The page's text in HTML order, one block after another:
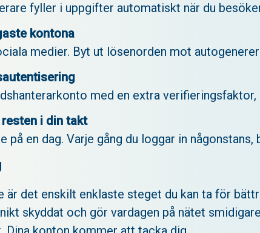
fyller i uppgifter automatiskt när du
kontona
medier. Byt ut lösenorden mot
med en extra
i din takt
på en dag. Varje gång du loggar in
är det enskilt enklaste steget du kan ta för
skyddat och gör vardagen på nätet